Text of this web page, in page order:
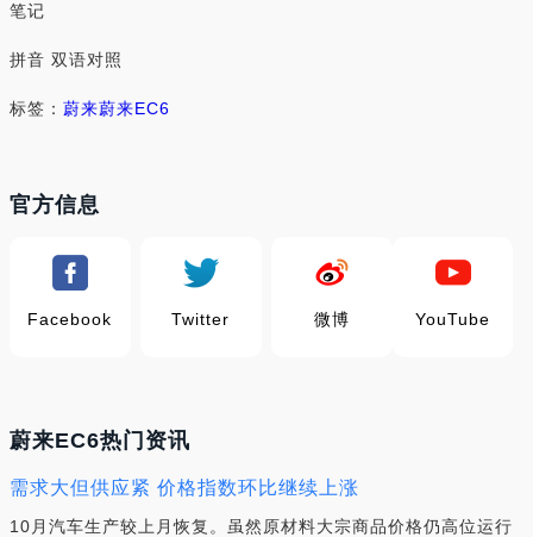
笔记
拼音 双语对照
标签： 蔚来蔚来EC6
官方信息
Facebook Twitter 微博 YouTube
蔚来EC6热门资讯
需求大但供应紧 价格指数环比继续上涨
10月汽车生产较上月恢复。虽然原材料大宗商品价格仍高位运行